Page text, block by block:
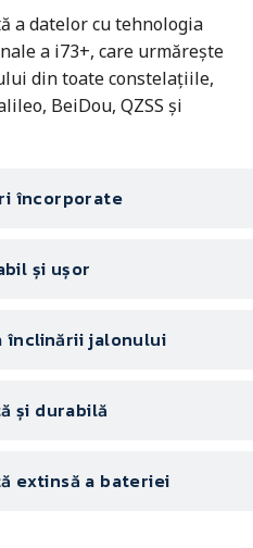
încorporate
și ușor
înclinării jalonului
și durabilă
extinsă a bateriei
a datelor cu tehnologia
a i73+, care urmărește
din toate constelațiile,
BeiDou, QZSS și